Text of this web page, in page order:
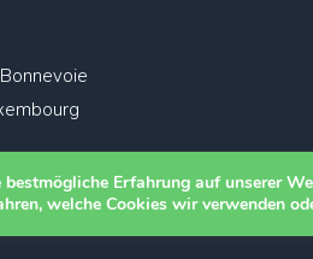
Erfahrung auf unserer
welche Cookies wir verwenden